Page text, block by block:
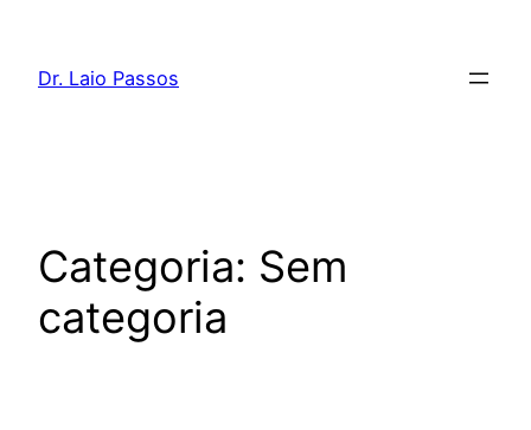
Dr. Laio Passos
Categoria: Sem
categoria